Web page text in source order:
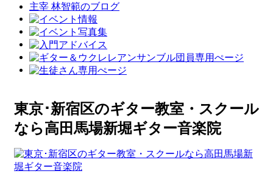
主宰 林智範のブログ
東京･新宿区のギター教室・スクール
なら高田馬場新堀ギター音楽院